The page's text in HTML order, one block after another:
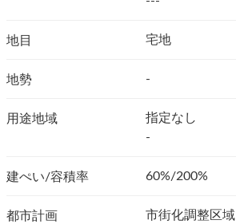
地目 宅地
地勢 -
用途地域
指定なし
-
建ぺい/容積率 60%/200%
都市計画 市街化調整区域